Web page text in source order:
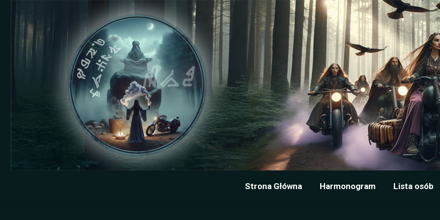
Strona Główna Harmonogram Lista osób
Strona Główna Harmonogram Lista osób Filmy Galerie